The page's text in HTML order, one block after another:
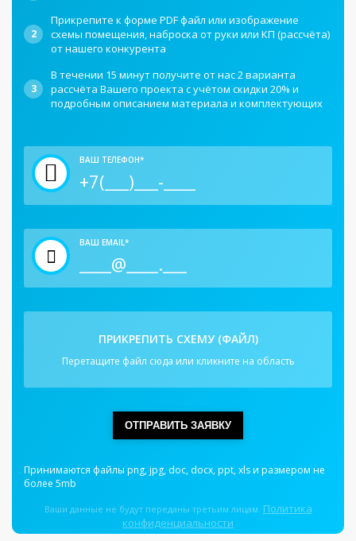
2
Прикрепите к форме PDF файл или изображение
схемы помещения, наброска от руки или КП (рассчёта)
от нашего конкурента
3
В течении 15 минут получите от нас 2 варианта
рассчёта Вашего проекта с учётом скидки 20% и
подробным описанием материала и комплектующих
ВАШ ТЕЛЕФОН*
ВАШ EMAIL*
ПРИКРЕПИТЬ СХЕМУ (ФАЙЛ)
Перетащите файл сюда или кликните на область
ОТПРАВИТЬ ЗАЯВКУ
Принимаются файлы png, jpg, doc, docx, ppt, xls и размером не
более 5mb
Ваши данные не будут переданы третьим лицам. Политика
конфиденциальности